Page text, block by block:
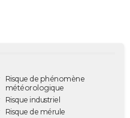
Risque de phénomène
météorologique
Risque industriel
Risque de mérule